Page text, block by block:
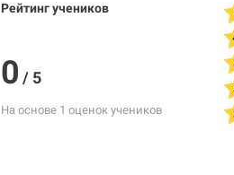
Рейтинг учеников
0 / 5
На основе 1 оценок учеников